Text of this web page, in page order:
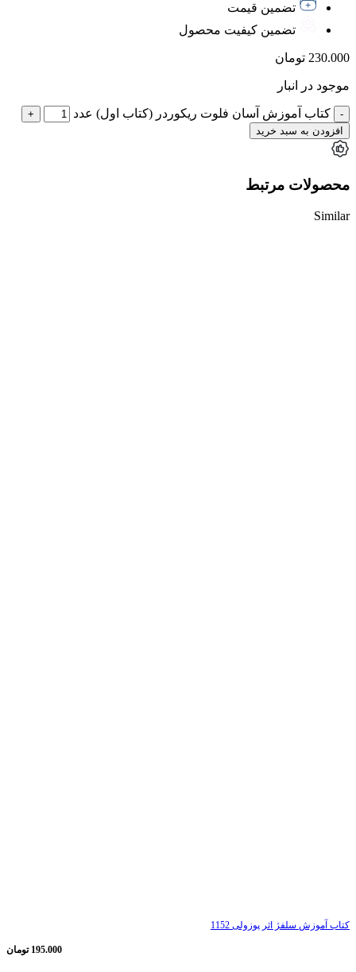
تضمین قیمت
تضمین کیفیت محصول
230.000 تومان
موجود در انبار
کتاب آموزش آسان فلوت ریکوردر (کتاب اول) عدد
افزودن به سبد خرید
محصولات مرتبط
Similar
کتاب آموزش سلفژ اثر پوزولی 1152
195.000 تومان